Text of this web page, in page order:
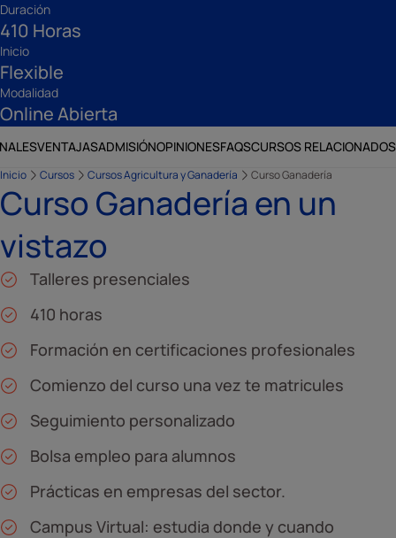
Duración
410 Horas
Inicio
Flexible
Modalidad
Online Abierta
VENTAJASADMISIÓNOPINIONESFAQSCURSOS RELACIONADOS
Inicio Cursos Cursos Agricultura y Ganadería Curso Ganadería
Curso Ganadería en un
vistazo
Talleres presenciales
410 horas
Formación en certificaciones profesionales
Comienzo del curso una vez te matricules
Seguimiento personalizado
Bolsa empleo para alumnos
Prácticas en empresas del sector.
Campus Virtual: estudia donde y cuando